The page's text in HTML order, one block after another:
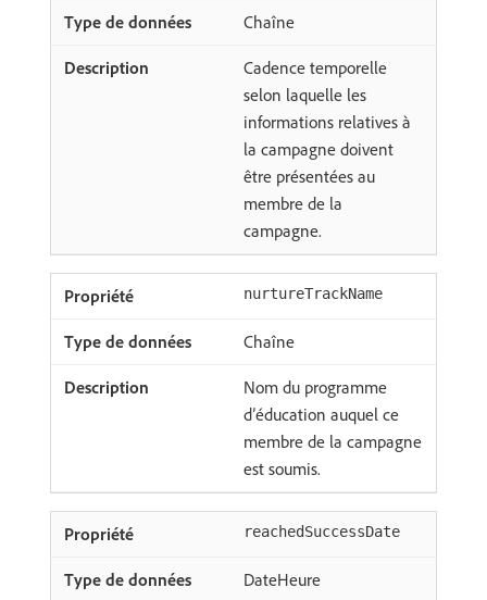
Chaîne
Cadence temporelle
selon laquelle les
informations relatives à
la campagne doivent
être présentées au
membre de la
campagne.
nurtureTrackName
Chaîne
Nom du programme
d’éducation auquel ce
membre de la campagne
est soumis.
reachedSuccessDate
DateHeure